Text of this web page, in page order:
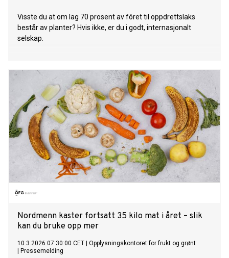
Visste du at om lag 70 prosent av fôret til oppdrettslaks
består av planter? Hvis ikke, er du i godt, internasjonalt
selskap.
Nordmenn kaster fortsatt 35 kilo mat i året – slik
kan du bruke opp mer
10.3.2026 07:30:00 CET
Opplysningskontoret for frukt og grønt
Pressemelding